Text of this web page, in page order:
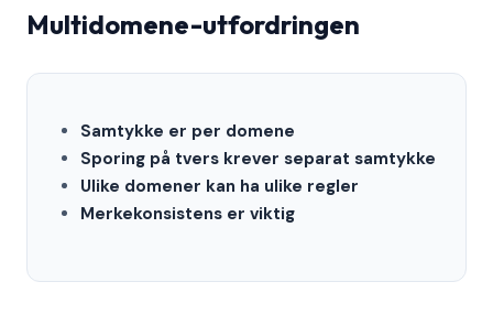
Multidomene-utfordringen
Samtykke er per domene
Sporing på tvers krever separat samtykke
Ulike domener kan ha ulike regler
Merkekonsistens er viktig